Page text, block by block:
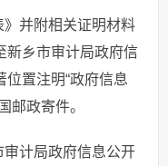
并附相关证明材料
新乡市审计局政府信
置注明“政府信息
邮政寄件。
计局政府信息公开